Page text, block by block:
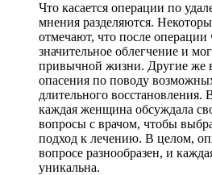
Что касается операции по
мнения разделяются.
отмечают, что после операции
значительное облегчение и
привычной жизни. Другие же
опасения по поводу
длительного восстановления.
каждая женщина обсуждала
вопросы с врачом, чтобы
подход к лечению. В целом,
вопросе разнообразен, и
уникальна.